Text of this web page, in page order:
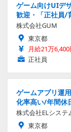
ゲーム向けUIデ
歓迎・「正社員/
株式会社GUM
東京都
月給21万
正社員
ゲームアプリ運
化率高い/年間休
株式会社ELシステ
東京都